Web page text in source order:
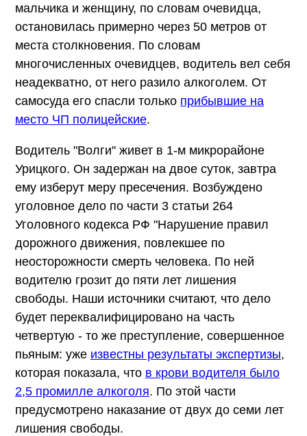
мальчика и женщину, по словам очевидца,
остановилась примерно через 50 метров от
места столкновения. По словам
многочисленных очевидцев, водитель вел себя
неадекватно, от него разило алкоголем. От
самосуда его спасли только прибывшие на
место ЧП полицейские.
Водитель "Волги" живет в 1-м микрорайоне
Урицкого. Он задержан на двое суток, завтра
ему изберут меру пресечения. Возбуждено
уголовное дело по части 3 статьи 264
Уголовного кодекса РФ "Нарушение правил
дорожного движения, повлекшее по
неосторожности смерть человека. По ней
водителю грозит до пяти лет лишения
свободы. Наши источники считают, что дело
будет переквалифицировано на часть
четвертую - то же преступление, совершенное
пьяным: уже известны результаты экспертизы,
которая показала, что в крови водителя было
2,5 промилле алкоголя. По этой части
предусмотрено наказание от двух до семи лет
лишения свободы.